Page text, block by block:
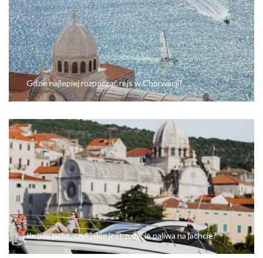
Gdzie najlepiej rozpocząć rejs w Chorwacji?
Ile pali jacht, czyli jakie jest zużycie paliwa na jachcie?